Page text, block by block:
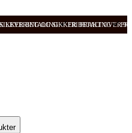
BETALING FRI FRAKT OVER
LEVERING OG SIKKER BETALING